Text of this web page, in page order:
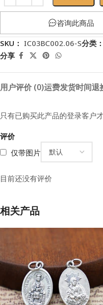
咨询此商品
SKU： IC03BC002.06-S分类：
分享
用户评价 (0)运费发货时间退
评价
仅带图片
目前还没有评价
只有已购买此产品的登录客户
相关产品